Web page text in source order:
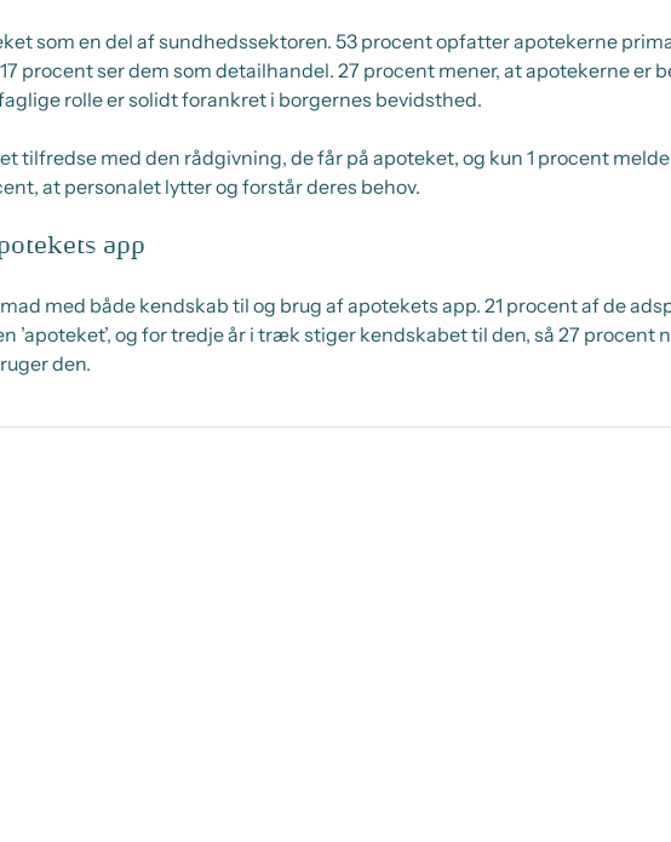
som en del af sundhedssektoren. 53 procent opfatter apotekerne
procent ser dem som detailhandel. 27 procent mener, at apotekerne er
rolle er solidt forankret i borgernes bevidsthed.
tilfredse med den rådgivning, de får på apoteket, og kun 1 procent
at personalet lytter og forstår deres behov.
app
med både kendskab til og brug af apotekets app. 21 procent af de
’apoteket’, og for tredje år i træk stiger kendskabet til den, så 27 procent
den.